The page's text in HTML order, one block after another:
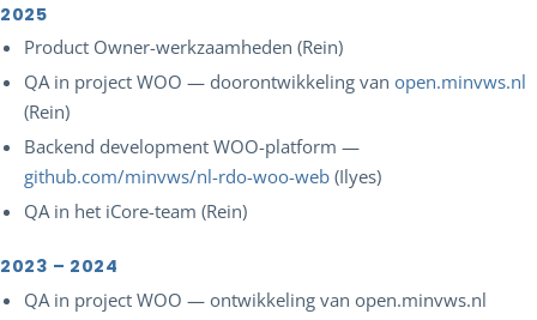
2025
Product Owner-werkzaamheden (Rein)
QA in project WOO — doorontwikkeling van open.minvws.nl
(Rein)
Backend development WOO-platform —
github.com/minvws/nl-rdo-woo-web (Ilyes)
QA in het iCore-team (Rein)
2023 – 2024
QA in project WOO — ontwikkeling van open.minvws.nl